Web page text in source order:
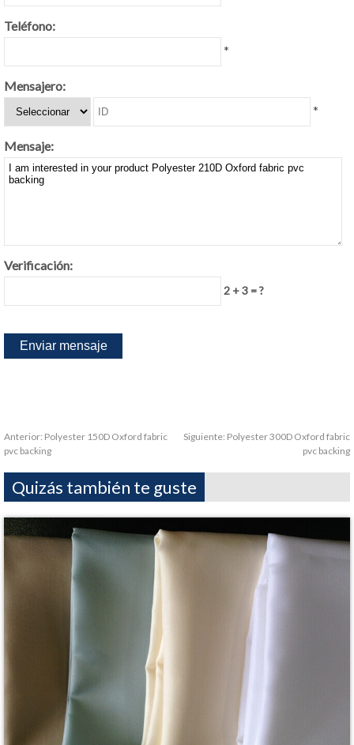
Teléfono:
*
Mensajero:
*
Mensaje:
Verificación:
2 + 3 = ?
Anterior: Polyester 150D Oxford fabric
pvc backing
Siguiente: Polyester 300D Oxford fabric
pvc backing
Quizás también te guste